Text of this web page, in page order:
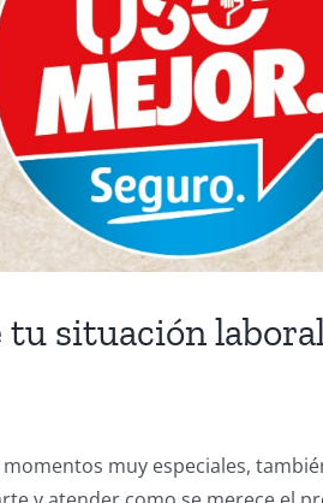
tu situación
muy especiales,